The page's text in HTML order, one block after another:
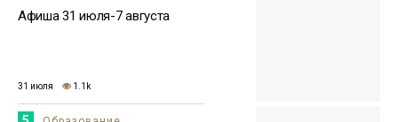
Афиша 31 июля-7 августа
31 июля 1.1k